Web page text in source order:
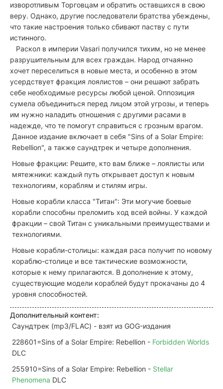
изворотливым Торговцам и обратить оставшихся в свою
веру. Однако, другие последователи братства убеждены,
что такие настроения только сбивают паству с пути
истинного.
Раскол в империи Vasari получился тихим, но не менее
разрушительным для всех граждан. Народ отчаянно
хочет переселиться в новые места, и особенно в этом
усердствует фракция лоялистов – они решают забрать
себе необходимые ресурсы любой ценой. Оппозиция
сумела объединиться перед лицом этой угрозы, и теперь
им нужно наладить отношения с другими расами в
надежде, что те помогут справиться с грозным врагом.
Данное издание включает в себя "Sins of a Solar Empire:
Rebellion", а также саундтрек и четыре дополнения.
Новые фракции: Решите, кто вам ближе – лоялисты или
мятежники: каждый путь открывает доступ к новым
технологиям, кораблям и стилям игры.
Новые корабли класса "Титан": Эти могучие боевые
корабли способны преломить ход всей войны. У каждой
фракции – свой Титан с уникальными преимуществами и
технологиями.
Новые корабли-столицы: каждая раса получит по новому
кораблю-столице и все тактические возможности,
которые к нему прилагаются. В дополнение к этому,
существующие модели кораблей будут прокачаны до 4
уровня способностей.
Дополнительный контент:
Саундтрек (mp3/FLAC) - взят из GOG-издания
228601=Sins of a Solar Empire: Rebellion - Forbidden Worlds
DLC
255910=Sins of a Solar Empire: Rebellion - Stellar
Phenomena DLC